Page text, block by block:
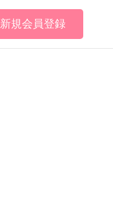
新規会員登録